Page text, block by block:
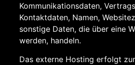
Kommunikationsdaten,
Kontaktdaten, Namen,
sonstige Daten, die über eine
werden, handeln.
Das externe Hosting erfolgt